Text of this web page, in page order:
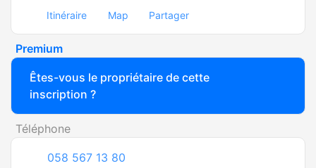
Itinéraire Map Partager
Premium
Êtes-vous le propriétaire de cette
inscription ?
Téléphone
058 567 13 80